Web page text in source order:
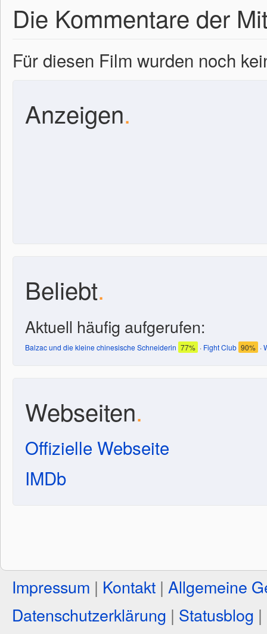
Die Kommentare der
Für diesen Film wurden noch
Anzeigen.
Beliebt.
Aktuell häufig aufgerufen:
Balzac und die kleine chinesische Schneiderin 77% · Fight Club 90% ·
Webseiten.
Offizielle Webseite
IMDb
Impressum | Kontakt | Allgemeine
Datenschutzerklärung | Statusblog |